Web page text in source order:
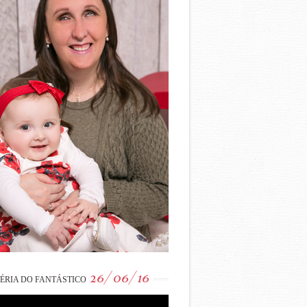
DO FANTÁSTICO 26/06/16